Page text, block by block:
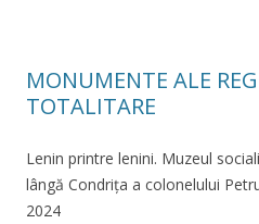
MONUMENTE ALE
TOTALITARE
Lenin printre lenini. Muzeul
lângă Condrița a colonelului
2024